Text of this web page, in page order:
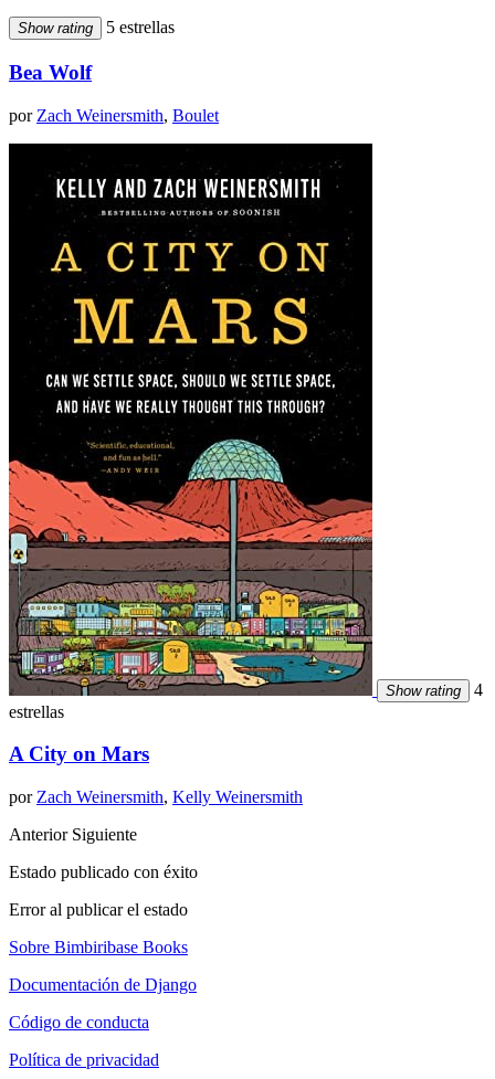
Show rating 5 estrellas
Bea Wolf
por Zach Weinersmith, Boulet
Show rating
4
estrellas
A City on Mars
por Zach Weinersmith, Kelly Weinersmith
Anterior Siguiente
Estado publicado con éxito
Error al publicar el estado
Sobre Bimbiribase Books
Documentación de Django
Código de conducta
Política de privacidad